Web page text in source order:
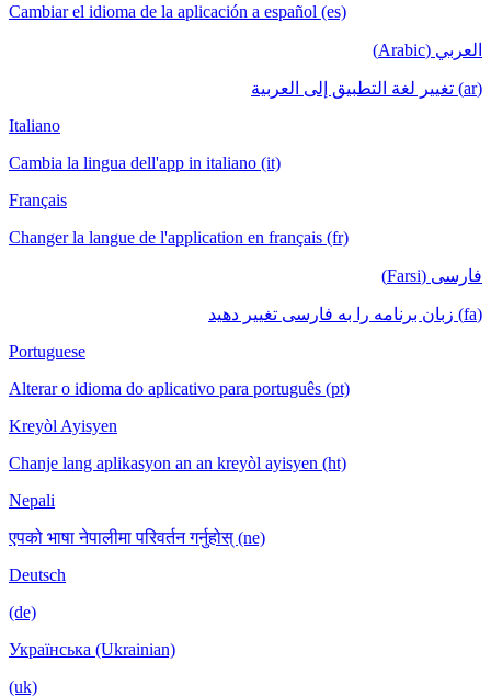
Cambiar el idioma de la aplicación a español (es)
العربي (Arabic)
(ar) تغيير لغة التطبيق إلى العربية
Italiano
Cambia la lingua dell'app in italiano (it)
Français
Changer la langue de l'application en français (fr)
فارسی (Farsi)
(fa) زبان برنامه را به فارسی تغییر دهید
Portuguese
Alterar o idioma do aplicativo para português (pt)
Kreyòl Ayisyen
Chanje lang aplikasyon an an kreyòl ayisyen (ht)
Nepali
एपको भाषा नेपालीमा परिवर्तन गर्नुहोस् (ne)
Deutsch
(de)
Українська (Ukrainian)
(uk)